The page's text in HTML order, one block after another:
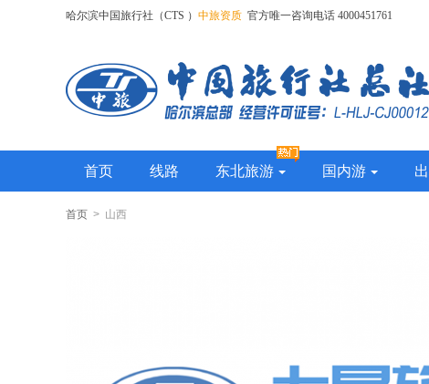
哈尔滨中国旅行社（CTS ） 中旅资质 官方唯一咨询电话 4000451761
首页 线路 东北旅游 国内游
首页 > 山西